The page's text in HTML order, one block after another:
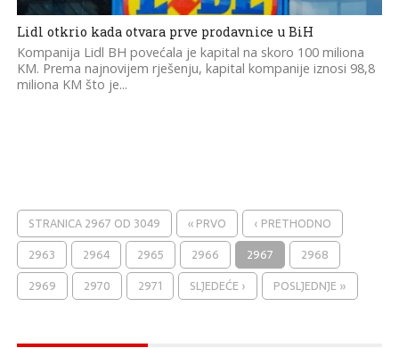
Lidl otkrio kada otvara prve prodavnice u BiH
Kompanija Lidl BH povećala je kapital na skoro 100 miliona
KM. Prema najnovijem rješenju, kapital kompanije iznosi 98,8
miliona KM što je...
STRANICA 2967 OD 3049 « PRVO
‹ PRETHODNO
2963
2964 2965 2966 2967
2968
2969
2970 2971 SLJEDEĆE › POSLJEDNJE »